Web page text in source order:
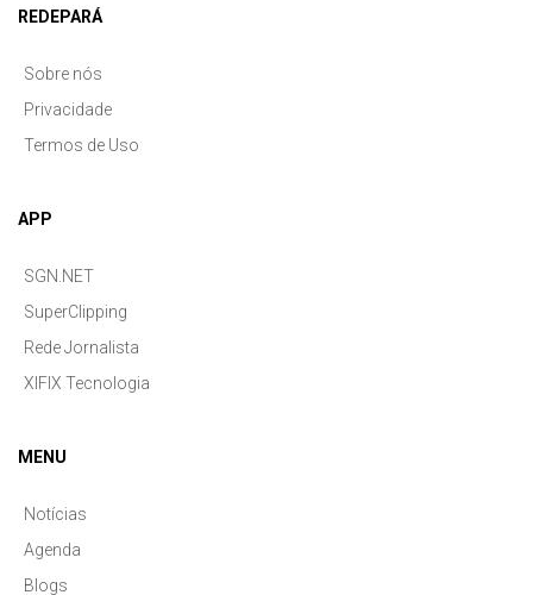
REDEPARÁ
Sobre nós
Privacidade
Termos de Uso
APP
SGN.NET
SuperClipping
Rede Jornalista
XIFIX Tecnologia
MENU
Notícias
Agenda
Blogs